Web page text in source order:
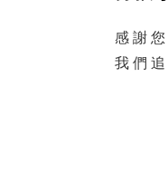
感 謝
我 們